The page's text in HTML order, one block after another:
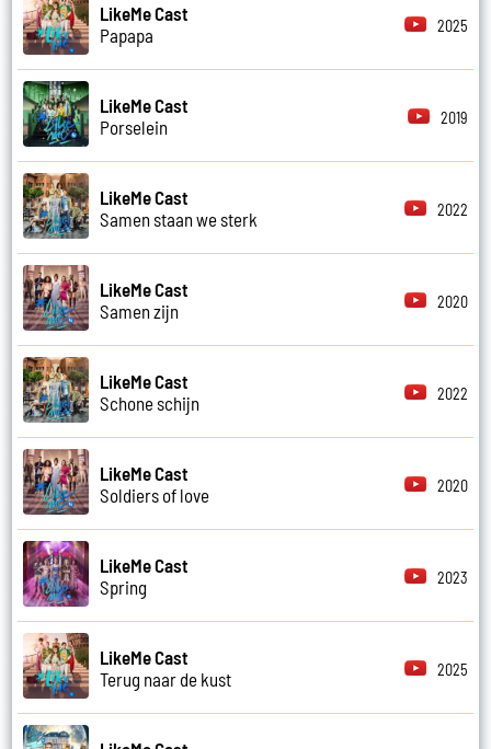
LikeMe Cast
Papapa
2025
LikeMe Cast
Porselein
2019
LikeMe Cast
Samen staan we sterk
2022
LikeMe Cast
Samen zijn
2020
LikeMe Cast
Schone schijn
2022
LikeMe Cast
Soldiers of love
2020
LikeMe Cast
Spring
2023
LikeMe Cast
Terug naar de kust
2025